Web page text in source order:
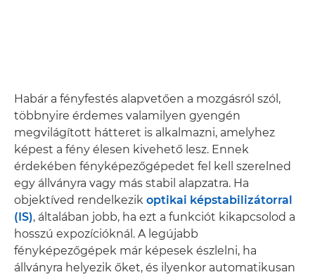
Habár a fényfestés alapvetően a mozgásról szól,
többnyire érdemes valamilyen gyengén
megvilágított hátteret is alkalmazni, amelyhez
képest a fény élesen kivehető lesz. Ennek
érdekében fényképezőgépedet fel kell szerelned
egy állványra vagy más stabil alapzatra. Ha
objektíved rendelkezik optikai képstabilizátorral
(IS), általában jobb, ha ezt a funkciót kikapcsolod a
hosszú expozícióknál. A legújabb
fényképezőgépek már képesek észlelni, ha
állványra helyezik őket, és ilyenkor automatikusan